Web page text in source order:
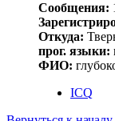
Сообщения:
Откуда:
прог. языки:
ФИО:
ICQ